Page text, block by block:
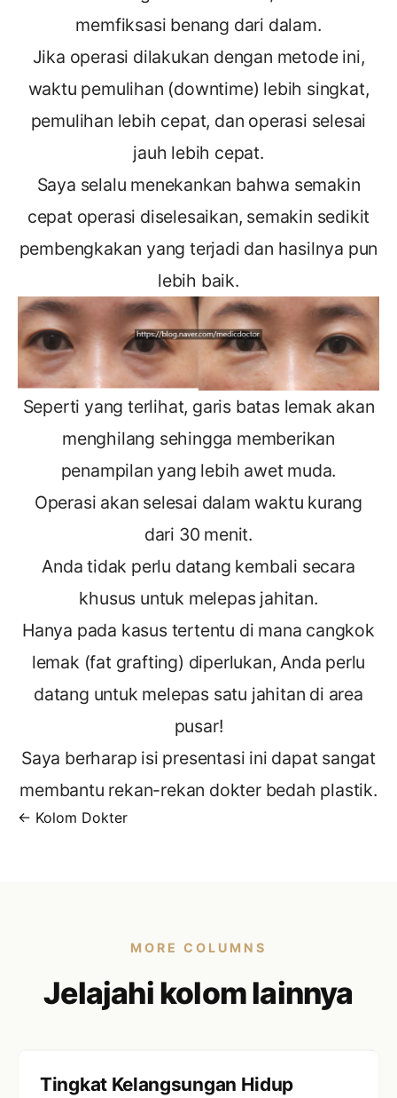
memfiksasi benang dari dalam.
Jika operasi dilakukan dengan metode ini,
waktu pemulihan (downtime) lebih singkat,
pemulihan lebih cepat, dan operasi selesai
jauh lebih cepat.
Saya selalu menekankan bahwa semakin
cepat operasi diselesaikan, semakin sedikit
pembengkakan yang terjadi dan hasilnya pun
lebih baik.
Seperti yang terlihat, garis batas lemak akan
menghilang sehingga memberikan
penampilan yang lebih awet muda.
Operasi akan selesai dalam waktu kurang
dari 30 menit.
Anda tidak perlu datang kembali secara
khusus untuk melepas jahitan.
Hanya pada kasus tertentu di mana cangkok
lemak (fat grafting) diperlukan, Anda perlu
datang untuk melepas satu jahitan di area
pusar!
Saya berharap isi presentasi ini dapat sangat
membantu rekan-rekan dokter bedah plastik.
← Kolom Dokter
MORE COLUMNS
Jelajahi kolom lainnya
Tingkat Kelangsungan Hidup